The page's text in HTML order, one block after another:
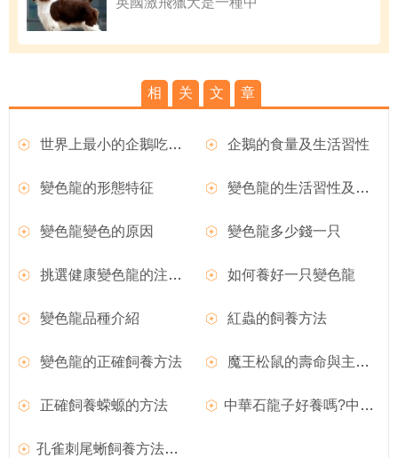
相 关 文 章
世界上最小的企鵝吃什麼？ 企鵝的食量及生活習性
變色龍的形態特征 變色龍的生活習性及變色現象
變色龍變色的原因 變色龍多少錢一只
挑選健康變色龍的注意事項 如何養好一只變色龍
變色龍品種介紹 紅蟲的飼養方法
變色龍的正確飼養方法 魔王松鼠的壽命與主人的喂養方法有很大關系
正確飼養蝾螈的方法 中華石龍子好養嗎?中華石龍子圖片|價格|習性介紹
孔雀刺尾蜥飼養方法和外形特征介紹